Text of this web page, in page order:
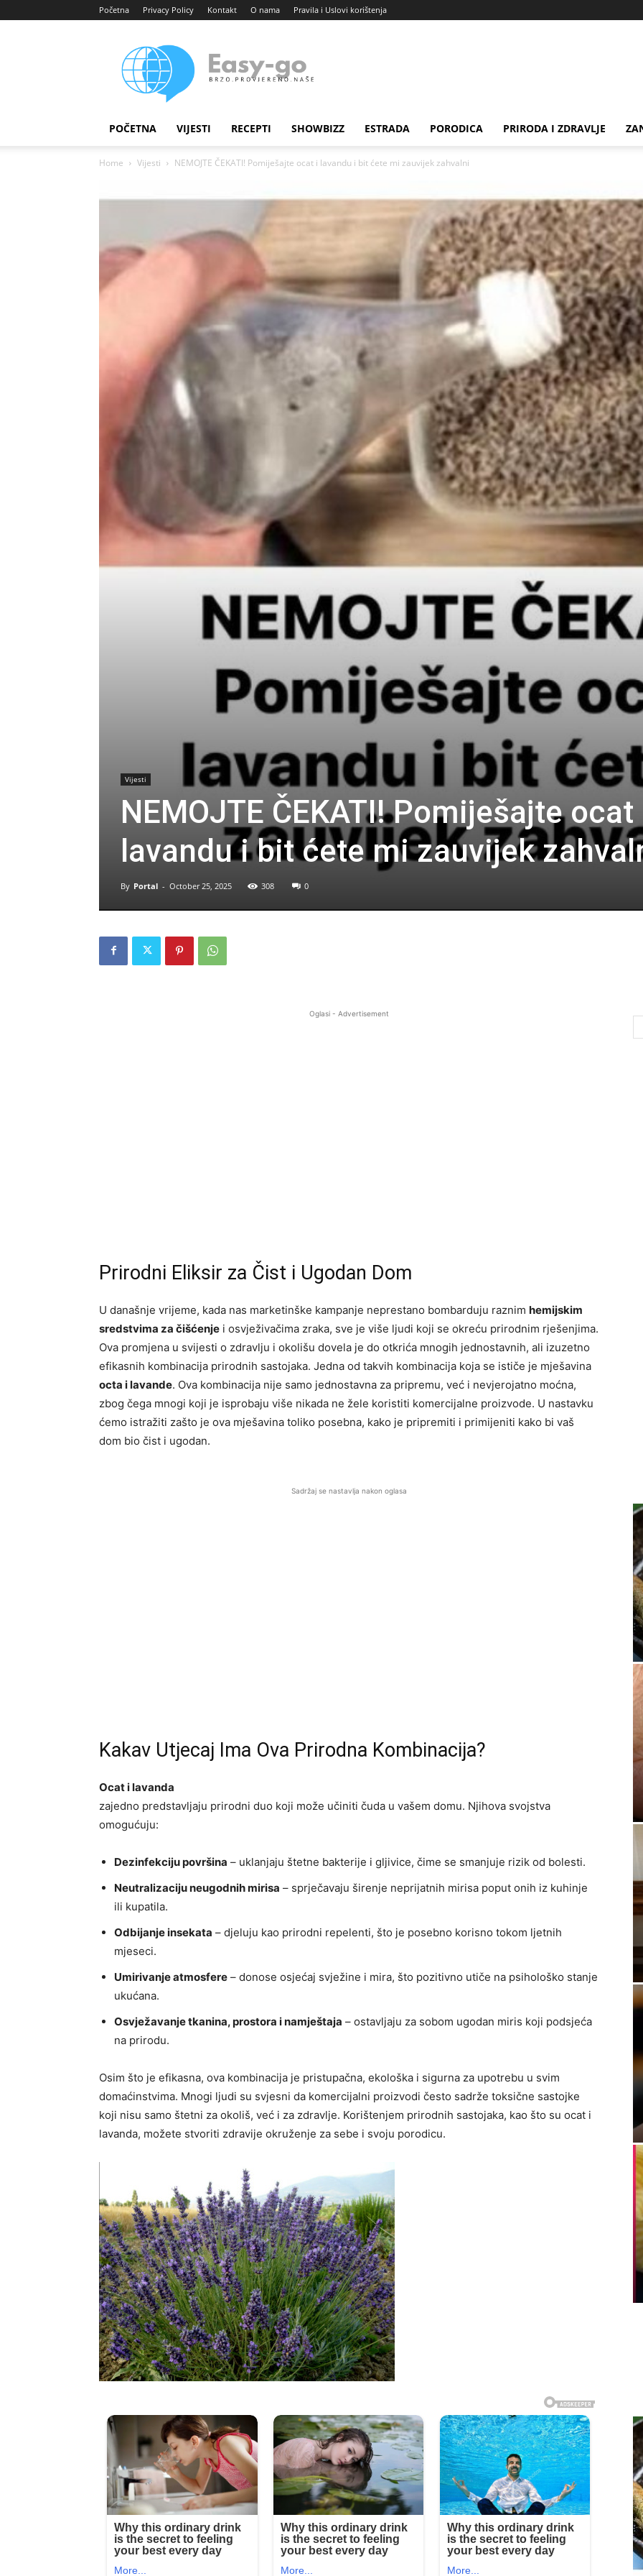
Početna Privacy Policy Kontakt O nama Pravila i Uslovi korištenja
portal
POČETNA VIJESTI RECEPTI SHOWBIZZ ESTRADA PORODICA PRIRODA I ZDRAVLJE
Home Vijesti NEMOJTE ČEKATI! Pomiješajte ocat i lavandu i bit ćete mi zauvijek zahvalni
Vijesti
NEMOJTE ČEKATI! Pomiješajte ocat
lavandu i bit ćete mi zauvijek
By Portal - October 25, 2025 308 0
Oglasi - Advertisement
Prirodni Eliksir za Čist i Ugodan Dom
U današnje vrijeme, kada nas marketinške kampanje neprestano bombarduju raznim hemijskim
sredstvima za čišćenje i osvježivačima zraka, sve je više ljudi koji se okreću prirodnim rješenjima.
Ova promjena u svijesti o zdravlju i okolišu dovela je do otkrića mnogih jednostavnih, ali izuzetno
efikasnih kombinacija prirodnih sastojaka. Jedna od takvih kombinacija koja se ističe je mješavina
octa i lavande. Ova kombinacija nije samo jednostavna za pripremu, već i nevjerojatno moćna,
zbog čega mnogi koji je isprobaju više nikada ne žele koristiti komercijalne proizvode. U nastavku
ćemo istražiti zašto je ova mješavina toliko posebna, kako je pripremiti i primijeniti kako bi vaš
dom bio čist i ugodan.
Sadržaj se nastavlja nakon oglasa
Kakav Utjecaj Ima Ova Prirodna Kombinacija?
Ocat i lavanda
zajedno predstavljaju prirodni duo koji može učiniti čuda u vašem domu. Njihova svojstva
omogućuju:
Dezinfekciju površina – uklanjaju štetne bakterije i gljivice, čime se smanjuje rizik od bolesti.
Neutralizaciju neugodnih mirisa – sprječavaju širenje neprijatnih mirisa poput onih iz kuhinje
ili kupatila.
Odbijanje insekata – djeluju kao prirodni repelenti, što je posebno korisno tokom ljetnih
mjeseci.
Umirivanje atmosfere – donose osjećaj svježine i mira, što pozitivno utiče na psihološko stanje
ukućana.
Osvježavanje tkanina, prostora i namještaja – ostavljaju za sobom ugodan miris koji podsjeća
na prirodu.
Osim što je efikasna, ova kombinacija je pristupačna, ekološka i sigurna za upotrebu u svim
domaćinstvima. Mnogi ljudi su svjesni da komercijalni proizvodi često sadrže toksične sastojke
koji nisu samo štetni za okoliš, već i za zdravlje. Korištenjem prirodnih sastojaka, kao što su ocat i
lavanda, možete stvoriti zdravije okruženje za sebe i svoju porodicu.